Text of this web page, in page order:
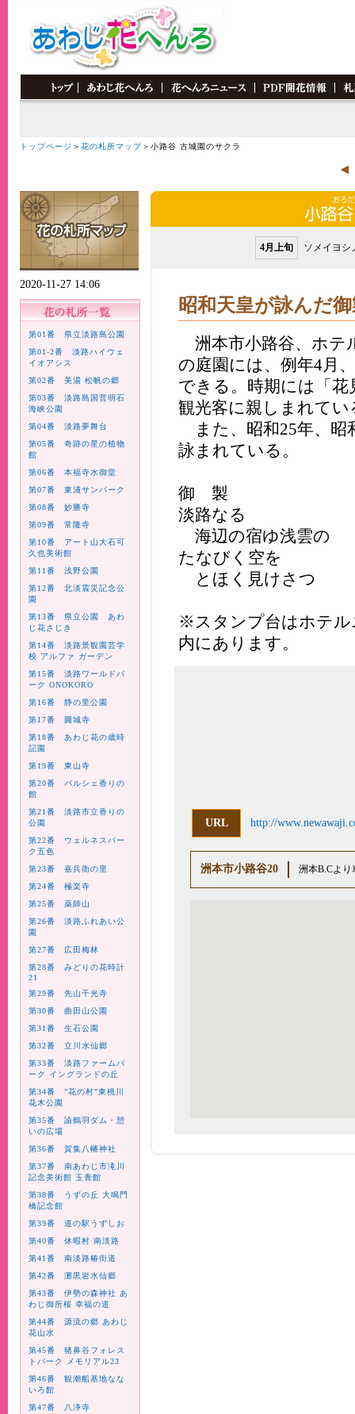
トップページ ＞ 花の札所マップ＞小路谷 古城園のサクラ
2020-11-27 14:06
第01番 県立淡路島公園
第01-2番 淡路ハイウェ
イオアシス
第02番 美湯 松帆の郷
第03番 淡路島国営明石
海峡公園
第04番 淡路夢舞台
第05番 奇跡の星の植物
館
第06番 本福寺水御堂
第07番 東浦サンパーク
第08番 妙勝寺
第09番 常隆寺
第10番 アート山大石可
久也美術館
第11番 浅野公園
第12番 北淡震災記念公
園
第13番 県立公園 あわ
じ花さじき
第14番 淡路景観園芸学
校 アルファ ガーデン
第15番 淡路ワールドパ
ーク ONOKORO
第16番 静の里公園
第17番 圓城寺
第18番 あわじ花の歳時
記園
第19番 東山寺
第20番 パルシェ香りの
館
第21番 淡路市立香りの
公園
第22番 ウェルネスパー
ク五色
第23番 嘉兵衛の里
第24番 極楽寺
第25番 薬師山
第26番 淡路ふれあい公
園
第27番 広田梅林
第28番 みどりの花時計
21
第29番 先山千光寺
第30番 曲田山公園
第31番 生石公園
第32番 立川水仙郷
第33番 淡路ファームパ
ーク イングランドの丘
第34番 ”花の村”東桃川
花木公園
第35番 諭鶴羽ダム・憩
いの広場
第36番 賀集八幡神社
第37番 南あわじ市滝川
記念美術館 玉青館
第38番 うずの丘 大鳴門
橋記念館
第39番 道の駅うずしお
第40番 休暇村 南淡路
第41番 南淡路椿街道
第42番 灘黒岩水仙郷
第43番 伊勢の森神社 あ
わじ御所桜 幸福の道
第44番 源流の郷 あわじ
花山水
第45番 猪鼻谷フォレス
トパーク メモリアル23
第46番 観潮船基地なな
いろ館
第47番 八浄寺
4月上旬 ソメイヨシ
昭和天皇が詠んだ
洲本市小路谷、ホテ
の庭園には、例年4月
できる。時期には「
観光客に親しまれてい
また、昭和25年、昭
詠まれている。
御 製
淡路なる
海辺の宿ゆ浅雲の
たなびく空を
とほく見けさつ
※スタンプ台はホテル
内にあります。
URL http://
洲本市小路谷20 洲本B.Cより